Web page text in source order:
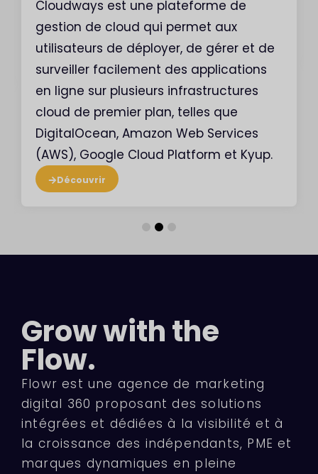
Cloudways est une plateforme de
gestion de cloud qui permet aux
utilisateurs de déployer, de gérer et de
surveiller facilement des applications
en ligne sur plusieurs infrastructures
cloud de premier plan, telles que
DigitalOcean, Amazon Web Services
(AWS), Google Cloud Platform et Kyup.
Découvrir
Grow with the
Flow.
Flowr est une agence de marketing
digital 360 proposant des solutions
intégrées et dédiées à la visibilité et à
la croissance des indépendants, PME et
marques dynamiques en pleine